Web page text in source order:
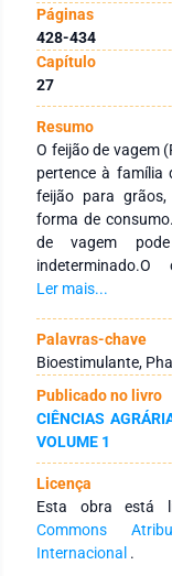
Páginas
428-434
Capítulo
27
Resumo
O feijão de vagem
pertence à família
feijão para
forma de
de vagem
odesenvolvimento
realizado na
Católica do
Paraná, onde a
entidade. Neste
(Phaseolus
totalizando quatro
15 mL kg-¹
implantação do
após semeadura
sistema
obtidos foram
Ler mais...
Palavras-chave
Bioestimulante,
Publicado no livro
CIÊNCIAS
VOLUME 1
Licença
Esta obra está
Commons
Internacional .